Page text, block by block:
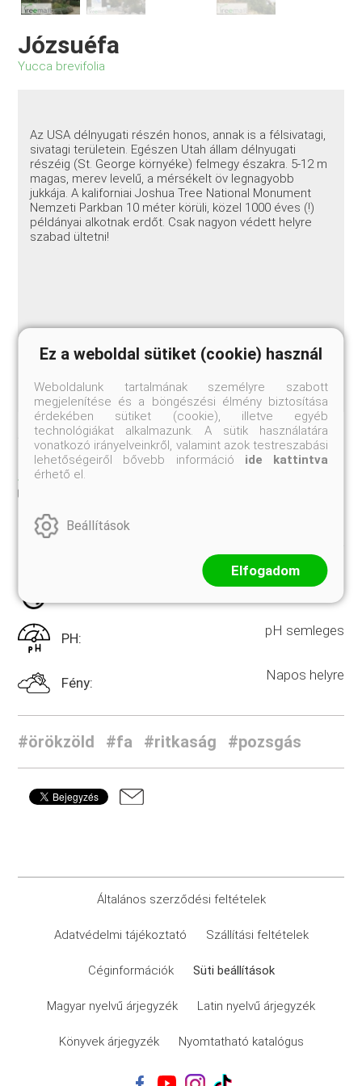
Józsuéfa
Yucca brevifolia
Az USA délnyugati részén honos, annak is a félsivatagi,
sivatagi területein. Egészen Utah állam délnyugati
részéig (St. George környéke) felmegy északra. 5-12 m
magas, merev levelű, a mérsékelt öv legnagyobb
jukkája. A kaliforniai Joshua Tree National Monument
Nemzeti Parkban 10 méter körüli, közel 1000 éves (!)
példányai alkotnak erdőt. Csak nagyon védett helyre
szabad ültetni!
7b-10b USDA-zóna
Jelenleg nem rendelhető
TULAJDONSÁGOK
Szárazságtűrő
PH: pH semleges
Fény: Napos helyre
#örökzöld #fa #ritkaság #pozsgás
Általános szerződési feltételek
Adatvédelmi tájékoztató Szállítási feltételek
Céginformációk Süti beállítások
Magyar nyelvű árjegyzék Latin nyelvű árjegyzék
Könyvek árjegyzék Nyomtatható katalógus
Ez a weboldal sütiket (cookie) használ
Weboldalunk tartalmának személyre szabott
megjelenítése és a böngészési élmény biztosítása
érdekében sütiket (cookie), illetve egyéb
technológiákat alkalmazunk. A sütik használatára
vonatkozó irányelveinkről, valamint azok testreszabási
lehetőségeiről bővebb információ ide kattintva
érhető el.
Beállítások
Elfogadom